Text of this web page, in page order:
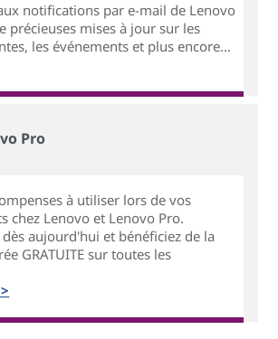
notifications par e-mail de Lenovo
précieuses mises à jour sur les
les événements et plus encore...
Pro
à utiliser lors de vos
chez Lenovo et Lenovo Pro.
aujourd'hui et bénéficiez de la
GRATUITE sur toutes les